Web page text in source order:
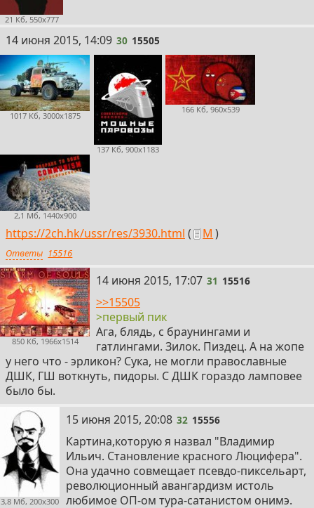
21 Кб, 550x777
30
14 июня 2015, 14:09 30 15505
1017 Кб, 3000x1875
137 Кб, 900x1183
166 Кб, 960x539
2,1 Мб, 1440x900
https://2ch.hk/ussr/res/3930.html ( М )
Ответы 15516
850 Кб, 1966x1514
31
14 июня 2015, 17:07 31 15516
>>15505
>первый пик
Ага, блядь, с браунингами и
гатлингами. Зилок. Пиздец. А на жопе
у него что - эрликон? Сука, не могли православные
ДШК, ГШ воткнуть, пидоры. С ДШК гораздо ламповее
было бы.
3,8 Мб, 200x300
32
15 июня 2015, 20:08 32 15556
Картина,которую я назвал "Владимир
Ильич. Становление красного Люцифера".
Она удачно совмещает псевдо-пиксельарт,
революционный авангардизм истоль
любимое ОП-ом тура-сатанистом онимэ.